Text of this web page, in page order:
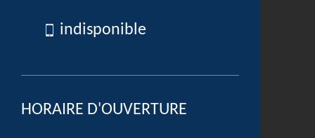
indisponible
HORAIRE D'OUVERTURE